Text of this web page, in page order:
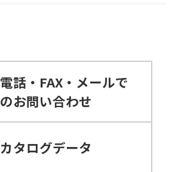
電話・FAX・メールで
のお問い合わせ
カタログデータ